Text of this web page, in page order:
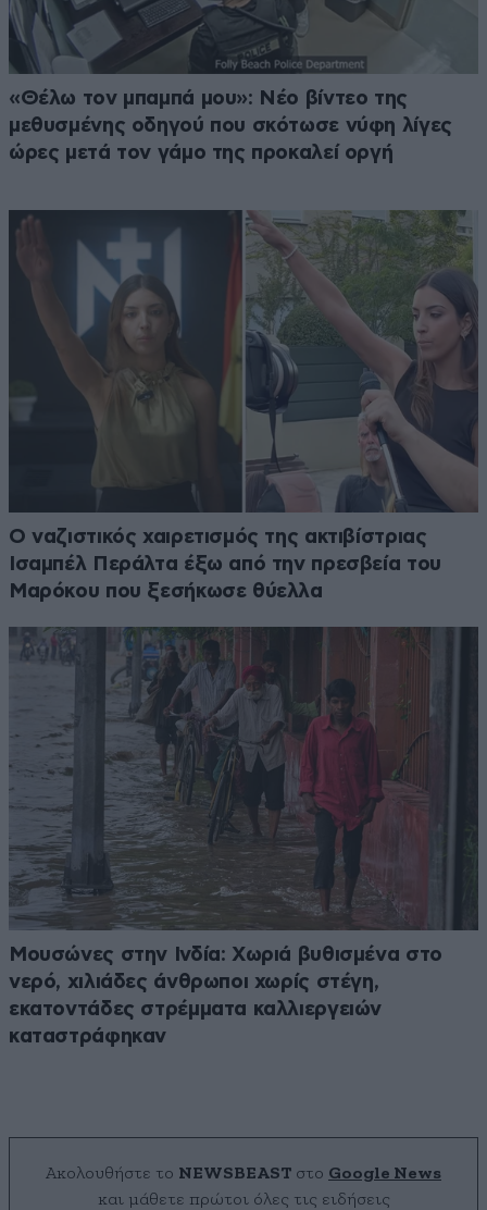
«Θέλω τον μπαμπά μου»: Νέο βίντεο της
μεθυσμένης οδηγού που σκότωσε νύφη λίγες
ώρες μετά τον γάμο της προκαλεί οργή
Ο ναζιστικός χαιρετισμός της ακτιβίστριας
Ισαμπέλ Περάλτα έξω από την πρεσβεία του
Μαρόκου που ξεσήκωσε θύελλα
Μουσώνες στην Ινδία: Χωριά βυθισμένα στο
νερό, χιλιάδες άνθρωποι χωρίς στέγη,
εκατοντάδες στρέμματα καλλιεργειών
καταστράφηκαν
Ακολουθήστε το NEWSBEAST στο Google News
και μάθετε πρώτοι όλες τις ειδήσεις